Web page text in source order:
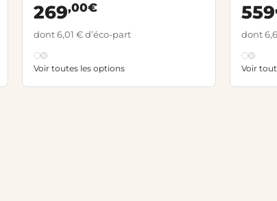
269,00€
dont 6,01 € d’éco-part
Voir toutes les options
559
dont
Voir